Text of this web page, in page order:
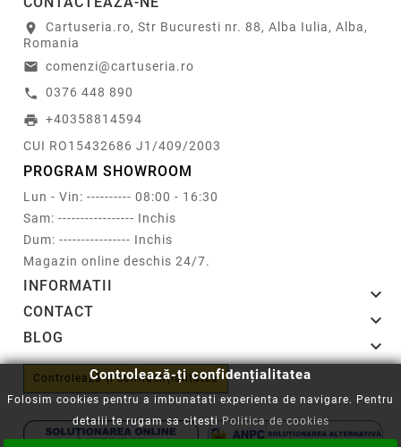
location_on
Cartuseria.ro, Str Bucuresti nr. 88, Alba Iulia, Alba,
Romania
email comenzi@cartuseria.ro
call 0376 448 890
print +40358814594
CUI RO15432686 J1/409/2003
PROGRAM SHOWROOM
Lun - Vin: ---------- 08:00 - 16:30
Sam: ----------------- Inchis
Dum: ---------------- Inchis
Magazin online deschis 24/7.
INFORMATII 
CONTACT 
BLOG 
Controlează-ți confidențialitatea
Controlează-ți confidențialitatea
Folosim cookies pentru a imbunatati experienta de navigare. Pentru
detalii te rugam sa citestiPolitica de cookies